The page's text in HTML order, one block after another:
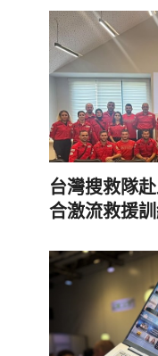
台灣搜救隊
合激流救援